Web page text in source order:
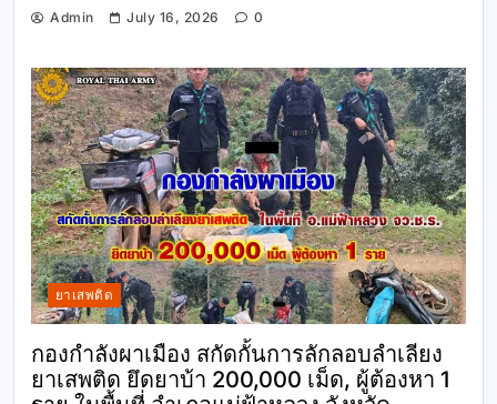
Admin July 16, 2026 0
ยาเสพติด
กองกำลังผาเมือง สกัดกั้นการลักลอบลำเลียง
ยาเสพติด ยึดยาบ้า 200,000 เม็ด, ผู้ต้องหา 1